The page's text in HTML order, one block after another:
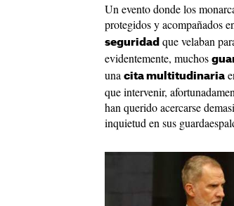
Un evento donde los
protegidos y acompañados
seguridad que velaban
evidentemente, muchos
una cita multitudinaria
que intervenir,
han querido acercarse
inquietud en sus